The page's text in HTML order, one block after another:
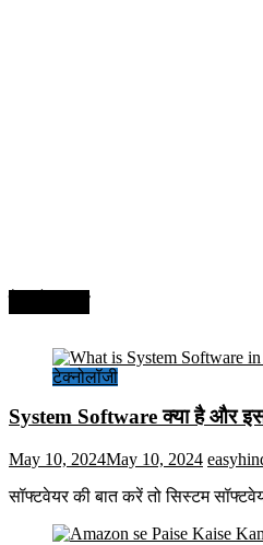
टेक्नोलॉजी
System Software क्या है और
May 10, 2024May 10, 2024
सॉफ्टवेयर की बात करें तो सिस्टम